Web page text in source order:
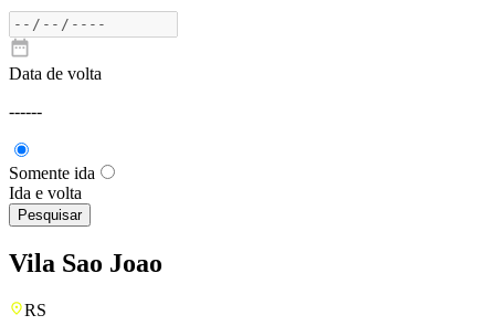
Data de volta
------
Somente ida
Ida e volta
Pesquisar
Vila Sao Joao
RS